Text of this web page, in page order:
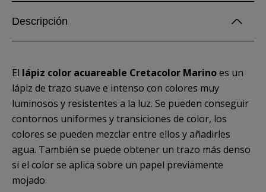
Descripción
El lápiz color acuareable Cretacolor Marinoes un
lápiz de trazo suave e intenso con colores muy
luminosos y resistentes a la luz. Se pueden conseguir
contornos uniformes y transiciones de color, los
colores se pueden mezclar entre ellos y añadirles
agua. También se puede obtener un trazo más denso
si el color se aplica sobre un papel previamente
mojado.